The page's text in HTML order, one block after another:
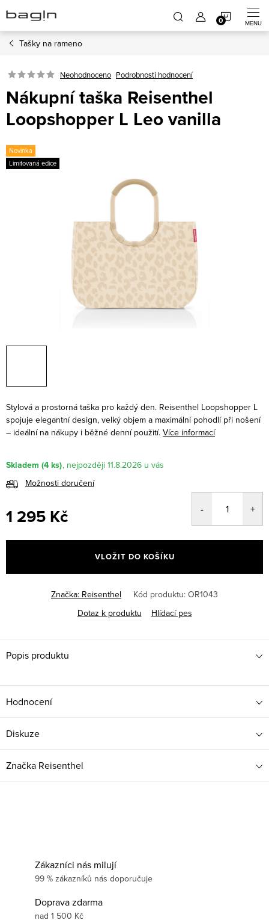
na
obsah
Tašky na rameno
Neohodnoceno Podrobnosti hodnocení
Nákupní taška Reisenthel
Loopshopper L Leo vanilla
Novinka
Limitovaná edice
Stylová a prostorná taška pro každý den. Reisenthel Loopshopper L
spojuje elegantní design, velký objem a maximální pohodlí při nošení
– ideální na nákupy i běžné denní použití. Více informací
Skladem (4 ks)
11.8.2026
Možnosti doručení
1 295 Kč
cena:
VLOŽIT DO KOŠÍKU
Značka: Reisenthel Kód produktu: OR1043
Dotaz k produktu
Hlídací pes
Popis produktu
Hodnocení
Diskuze
Značka Reisenthel
Zákazníci nás milují
99 % zákazníků nás doporučuje
Doprava zdarma
nad 1 500 Kč